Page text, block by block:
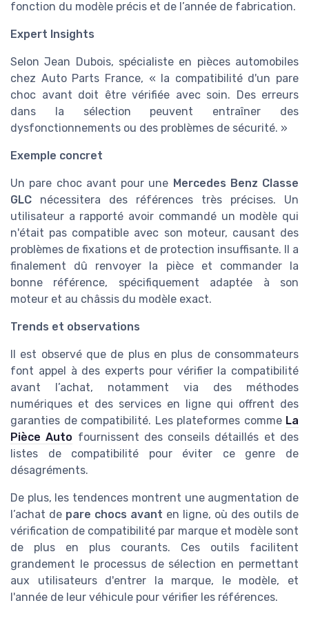
fonction du modèle précis et de l’année de fabrication.
Expert Insights
Selon Jean Dubois, spécialiste en pièces automobiles
chez Auto Parts France, « la compatibilité d'un pare
choc avant doit être vérifiée avec soin. Des erreurs
dans la sélection peuvent entraîner des
dysfonctionnements ou des problèmes de sécurité. »
Exemple concret
Un pare choc avant pour une Mercedes Benz Classe
GLC nécessitera des références très précises. Un
utilisateur a rapporté avoir commandé un modèle qui
n'était pas compatible avec son moteur, causant des
problèmes de fixations et de protection insuffisante. Il a
finalement dû renvoyer la pièce et commander la
bonne référence, spécifiquement adaptée à son
moteur et au châssis du modèle exact.
Trends et observations
Il est observé que de plus en plus de consommateurs
font appel à des experts pour vérifier la compatibilité
avant l’achat, notamment via des méthodes
numériques et des services en ligne qui offrent des
garanties de compatibilité. Les plateformes comme La
Pièce Auto fournissent des conseils détaillés et des
listes de compatibilité pour éviter ce genre de
désagréments.
De plus, les tendences montrent une augmentation de
l’achat de pare chocs avant en ligne, où des outils de
vérification de compatibilité par marque et modèle sont
de plus en plus courants. Ces outils facilitent
grandement le processus de sélection en permettant
aux utilisateurs d'entrer la marque, le modèle, et
l'année de leur véhicule pour vérifier les références.